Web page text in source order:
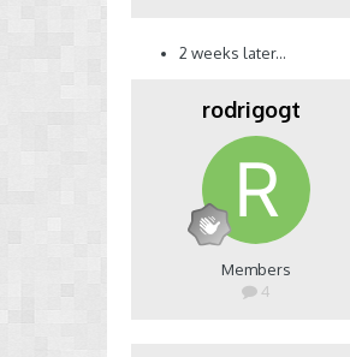
2 weeks later...
rodrigogt
Members
4